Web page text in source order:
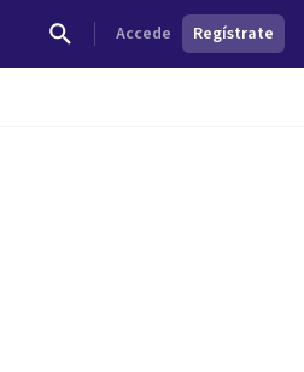
Accede Regístrate